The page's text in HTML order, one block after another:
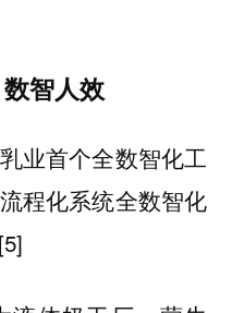
智人效
业首个全数智化工
程化系统全数智化